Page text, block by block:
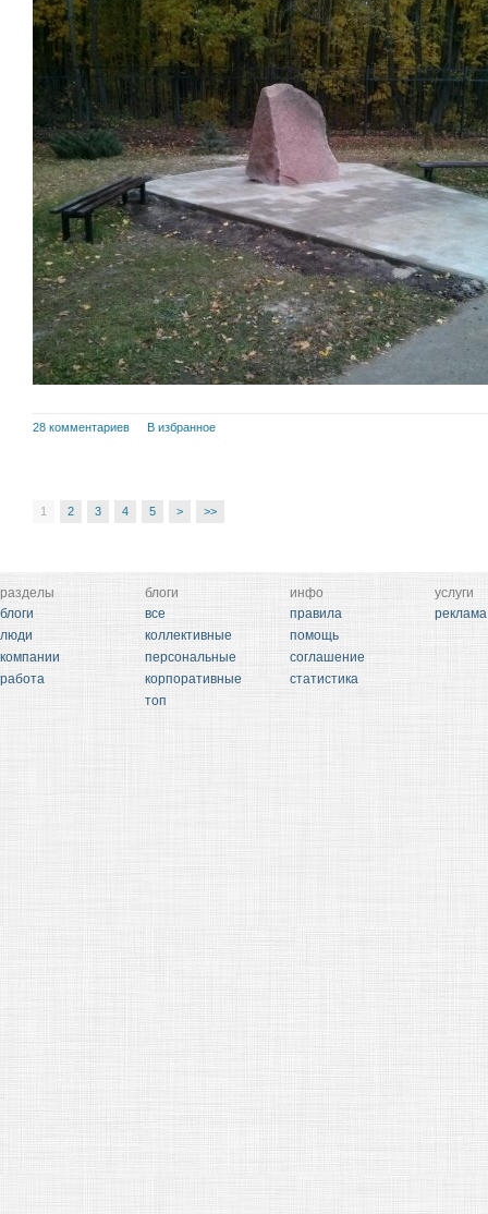
28 комментариев В избранное
1 2 3 4 5 > >>
разделы
блоги
люди
компании
работа
блоги
все
коллективные
персональные
корпоративные
топ
инфо
правила
помощь
соглашение
статистика
услуги
реклама